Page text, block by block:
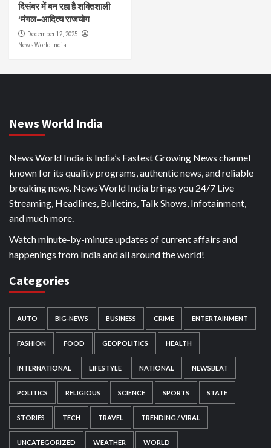
दिसंबर में बन रहा है शक्तिशाली
‘मंगल–आदित्य राजयोग
December 12, 2025
News World India
News World India
News World India is India’s Fastest Growing News channel
known for its quality programs, authentic news, and reliable
breaking news. News World India brings you 24/7 Live
Streaming, Headlines, Bulletins, Talk Shows, Infotainment,
and much more.
Watch minute-by-minute updates of current affairs and
happenings from India and all around the world!
Categories
AUTO BIG-NEWS BUSINESS CRIME ENTERTAINMENT
FASHION FOOD GEOPOLITICS HEALTH
INTERNATIONAL LIFESTYLE NATIONAL NEWSBEAT
POLITICS RELIGIOUS SCIENCE SPORTS STATE
STORIES TECH TRAVEL TRENDING / VIRAL
UNCATEGORIZED WEATHER WORLD